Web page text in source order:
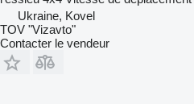
Ukraine, Kovel
TOV "Vizavto"
Contacter le vendeur